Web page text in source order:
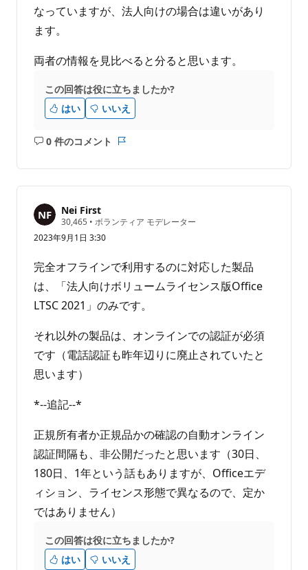
なっていますが、法人向けの場合は違いがあり
ます。
両者の情報を見比べると分ると思います。
この回答は役に立ちましたか?
はい
いいえ
0 件のコメント
コ
ト
は
あ
り
せ
ト
Nei First
30,465 評
の
イ
ン
ト
• ボランティア モデレーター
2023年9月1日 3:30
完全オフラインで利用するのに対応した製品
は、「法人向けボリュームライセンス版Office
LTSC 2021」のみです。
それ以外の製品は、オンラインでの認証が必須
です（電話認証も昨年辺りに廃止されていたと
思います）
*--追記--*
正規所有者か正規品かの確認の自動オンライン
認証間隔も、非公開だったと思います（30日、
180日、1年という話もありますが、Officeエデ
ィション、ライセンス形態で異なるので、定か
ではありません）
この回答は役に立ちましたか?
はい
いいえ